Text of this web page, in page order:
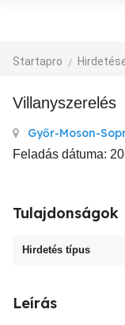
Startapro
Villanyszerelés
Győr-Moson-
Feladás dátuma:
Tulajdonságok
Hirdetés típus
Leírás